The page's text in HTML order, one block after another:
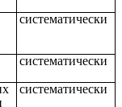
систематически
систематически
систематически